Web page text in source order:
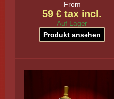
From
59 € tax incl.
Auf Lager
Produkt ansehen